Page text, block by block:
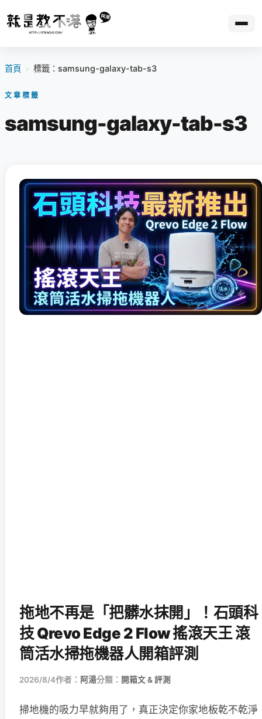
首頁 › 標籤：samsung-galaxy-tab-s3
文章標籤
samsung-galaxy-tab-s3
拖地不再是「把髒水抹開」！石頭科
技 Qrevo Edge 2 Flow 搖滾天王 滾
筒活水掃拖機器人開箱評測
2026/8/4作者： 阿湯分類： 開箱文 & 評測
掃地機的吸力早就夠用了，真正決定你家地板乾不乾淨